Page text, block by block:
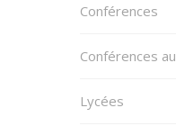
Conférences
Conférences
Lycées